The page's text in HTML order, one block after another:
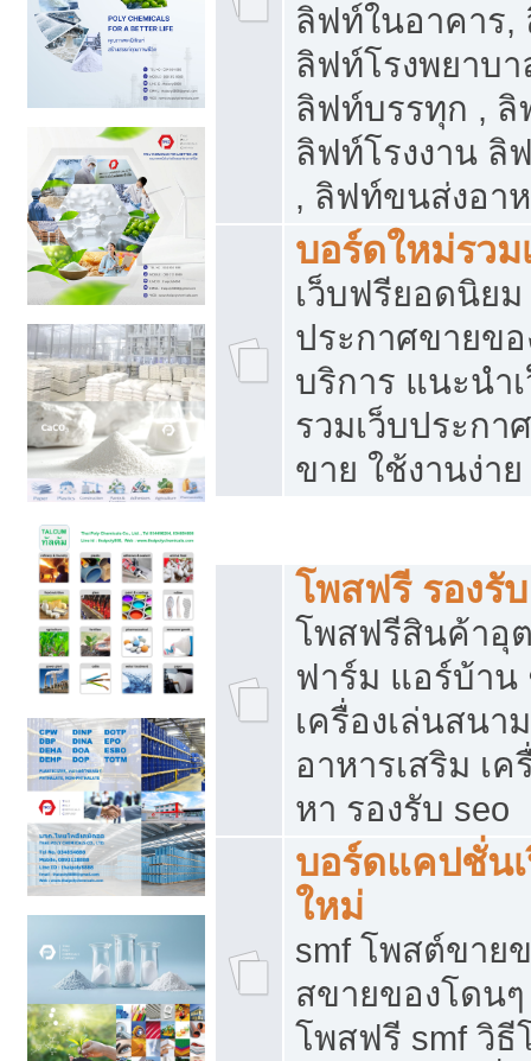
ลิฟท์ในอาคาร,
ลิฟท์โรงพยาบ
ลิฟท์บรรทุก ,
ลิฟท์โรงงาน ลิ
, ลิฟท์ขนส่งอา
บอร์ดใหม่รว
เว็บฟรียอดนิย
ประกาศขายข
บริการ แนะนำ
รวมเว็บประกา
ขาย ใช้งานง่าย
โพสฟรี รองรั
โพสฟรีสินค้าอุ
ฟาร์ม แอร์บ้าน
เครื่องเล่นสนา
อาหารเสริม เ
หา รองรับ seo
บอร์ดแคปชั่น
ใหม่
smf โพสต์ขาย
สขายของโดน
โพสฟรี smf วิธี